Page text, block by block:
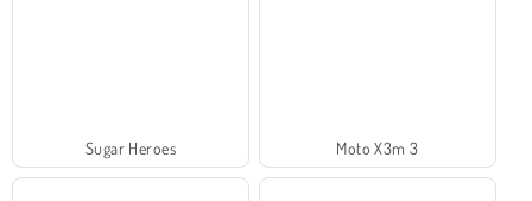
Sugar Heroes Moto X3m 3